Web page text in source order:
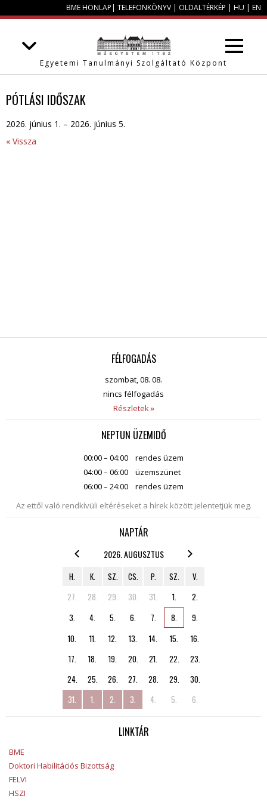
BME HONLAP| TELEFONKÖNYV | OLDALTÉRKÉP | HU | EN
Egyetemi Tanulmányi Szolgáltató Központ
PÓTLÁSI IDŐSZAK
2026. június 1. – 2026. június 5.
« Vissza
FÉLFOGADÁS
szombat, 08. 08.
nincs félfogadás
Részletek »
NEPTUN ÜZEMIDŐ
00:00 – 04:00
rendes üzem
04:00 – 06:00
üzemszünet
06:00 – 24:00
rendes üzem
Az ettől való rendkívüli eltéréseket a hírek között jelentetjük meg.
NAPTÁR
2026. AUGUSZTUS
H. K. SZ. CS. P. SZ.
V.
27.
28. 29. 30. 31. 1.
2.
3.
4. 5. 6. 7. 8.
9.
10.
11. 12. 13. 14. 15.
16.
17.
18. 19. 20. 21. 22.
23.
24.
25. 26. 27. 28. 29.
30.
31.
1. 2. 3. 4. 5. 6.
LINKTÁR
BME
Doktori Habilitációs Bizottság
FELVI
HSZI